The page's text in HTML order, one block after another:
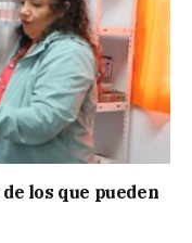
los que pueden